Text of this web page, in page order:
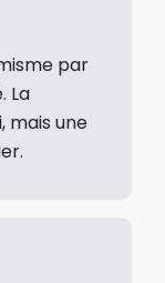
par
La
mais une